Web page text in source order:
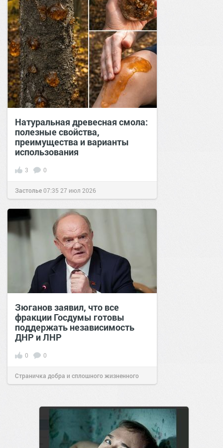
Натуральная древесная смола:
полезные свойства,
преимущества и варианты
использования
3 0
Застолье07:35 27 июл 2026
Зюганов заявил, что все
фракции Госдумы готовы
поддержать независимость
ДНР и ЛНР
0 0
Страничка добра и сплошного жизненного